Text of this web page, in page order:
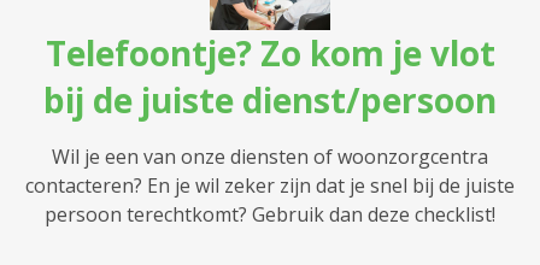
Telefoontje? Zo kom je vlot
bij de juiste dienst/persoon
Wil je een van onze diensten of woonzorgcentra
contacteren? En je wil zeker zijn dat je snel bij de juiste
persoon terechtkomt? Gebruik dan deze checklist!